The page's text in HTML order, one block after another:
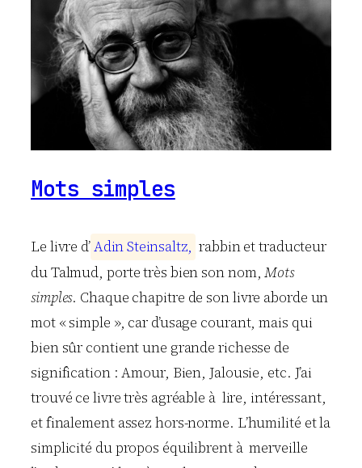
Mots simples
Le livre d’AdinSteinsaltz, rabbin et traducteur
du Talmud, porte très bien son nom,Mots
simples. Chaque chapitre de son livre aborde un
mot « simple », car d’usage courant, mais qui
bien sûr contient une grande richesse de
signification : Amour, Bien, Jalousie, etc. J’ai
trouvé ce livre très agréable à lire, intéressant,
et finalement assez hors-norme. L’humilité et la
simplicité du propos équilibrent à merveille